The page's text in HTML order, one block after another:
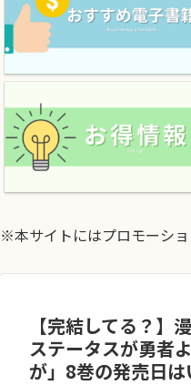
※本サイトにはプロモーシ
【完結してる？】
ステータスが勇者
が」8巻の発売日は